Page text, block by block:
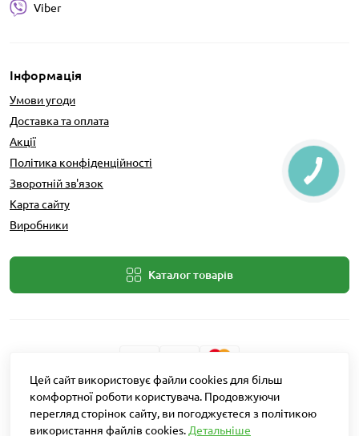
Інформація
Умови угоди
Доставка та оплата
Акції
Політика конфіденційності
Зворотній зв'язок
Карта сайту
Виробники
Каталог товарів
Viber
Розробник: Intent Solutions
Агро Рітейл © 2026
Цей сайт використовує файли cookies для більш
комфортної роботи користувача. Продовжуючи
перегляд сторінок сайту, ви погоджуєтеся з політикою
використання файлів cookies. Детальніше